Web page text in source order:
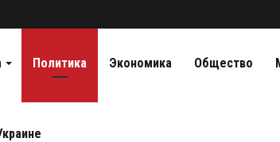
Политика Экономика Общество